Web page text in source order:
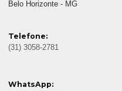
Belo Horizonte - MG
Telefone:
(31) 3058-2781
WhatsApp: